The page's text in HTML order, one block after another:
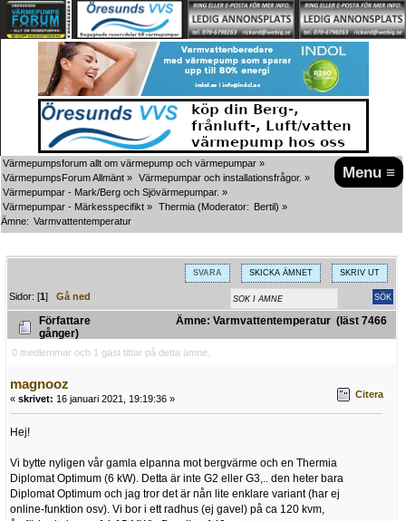
Menu ≡
Värmepumpsforum allt om värmepump och värmepumpar »
VärmepumpsForum Allmänt » Värmepumpar och installationsfrågor. »
Värmepumpar - Mark/Berg och Sjövärmepumpar. »
Värmepumpar - Märkesspecifikt » Thermia (Moderator: Bertil) »
Ämne: Varmvattentemperatur
SVARA SKICKA ÄMNET SKRIV UT
Sidor: [1]Gå ned
Författare
Ämne: Varmvattentemperatur (läst 7466
gånger)
0 medlemmar och 1 gäst tittar på detta ämne.
magnooz
« skrivet: 16 januari 2021, 19:19:36 » Citera
Hej!
Vi bytte nyligen vår gamla elpanna mot bergvärme och en Thermia
Diplomat Optimum (6 kW). Detta är inte G2 eller G3,.. den heter bara
Diplomat Optimum och jag tror det är nån lite enklare variant (har ej
online-funktion osv). Vi bor i ett radhus (ej gavel) på ca 120 kvm,